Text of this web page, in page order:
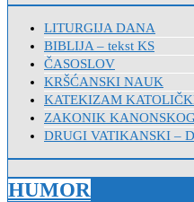
LITURGIJA DANA
BIBLIJA – tekst KS
ČASOSLOV
KRŠĆANSKI NAUK
KATEKIZAM
ZAKONIK
DRUGI VATIKANSKI –
HUMOR